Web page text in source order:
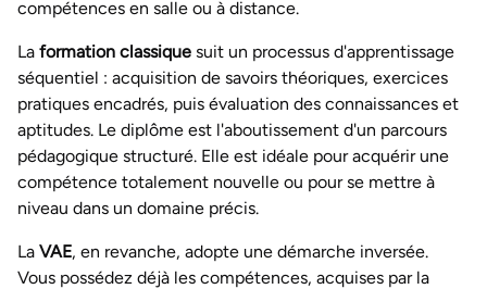
compétences en salle ou à distance.
La formation classique suit un processus d'apprentissage
séquentiel : acquisition de savoirs théoriques, exercices
pratiques encadrés, puis évaluation des connaissances et
aptitudes. Le diplôme est l'aboutissement d'un parcours
pédagogique structuré. Elle est idéale pour acquérir une
compétence totalement nouvelle ou pour se mettre à
niveau dans un domaine précis.
La VAE, en revanche, adopte une démarche inversée.
Vous possédez déjà les compétences, acquises par la